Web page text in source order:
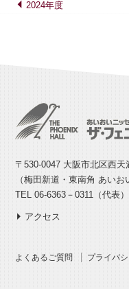
2024年度
〒530-0047 大阪市北区西天
（梅田新道・東南角 あい
TEL 06-6363－0311（代表）
アクセス
よくあるご質問 プライバ